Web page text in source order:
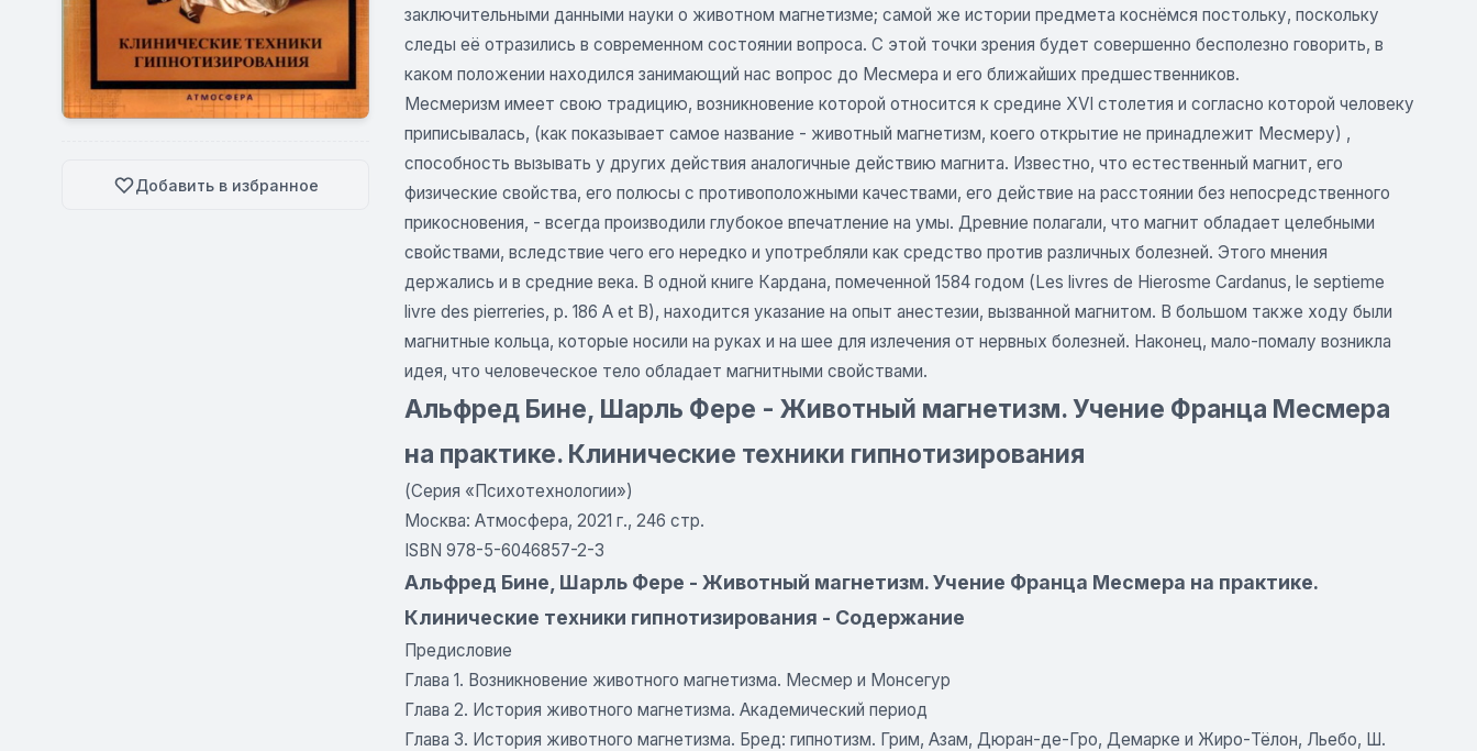
Добавить в избранное
заключительными данными науки о животном магнетизме; самой же истории предмета коснёмся постольку, поскольку
следы её отразились в современном состоянии вопроса. С этой точки зрения будет совершенно бесполезно говорить, в
каком положении находился занимающий нас вопрос до Месмера и его ближайших предшественников.
Месмеризм имеет свою традицию, возникновение которой относится к средине XVI столетия и согласно которой человеку
приписывалась, (как показывает самое название - животный магнетизм, коего открытие не принадлежит Месмеру) ,
способность вызывать у других действия аналогичные действию магнита. Известно, что естественный магнит, его
физические свойства, его полюсы с противоположными качествами, его действие на расстоянии без непосредственного
прикосновения, - всегда производили глубокое впечатление на умы. Древние полагали, что магнит обладает целебными
свойствами, вследствие чего его нередко и употребляли как средство против различных болезней. Этого мнения
держались и в средние века. В одной книге Кардана, помеченной 1584 годом (Les livres de Hierosme Cardanus, le septieme
livre des pierreries, p. 186 A et В), находится указание на опыт анестезии, вызванной магнитом. В большом также ходу были
магнитные кольца, которые носили на руках и на шее для излечения от нервных болезней. Наконец, мало-помалу возникла
идея, что человеческое тело обладает магнитными свойствами.
Альфред Бине, Шарль Фере - Животный магнетизм. Учение Франца Месмера
на практике. Клинические техники гипнотизирования
(Серия «Психотехнологии»)
Москва: Атмосфера, 2021 г., 246 стр.
ISBN 978-5-6046857-2-3
Альфред Бине, Шарль Фере - Животный магнетизм. Учение Франца Месмера на практике.
Клинические техники гипнотизирования - Содержание
Предисловие
Глава 1. Возникновение животного магнетизма. Месмер и Монсегур
Глава 2. История животного магнетизма. Академический период
Глава 3. История животного магнетизма. Бред: гипнотизм. Грим, Азам, Дюран-де-Гро, Демарке и Жиро-Тёлон, Льебо, Ш.